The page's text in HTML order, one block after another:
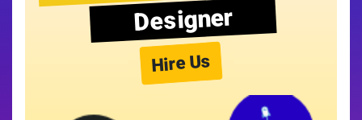
Designer
Hire Us